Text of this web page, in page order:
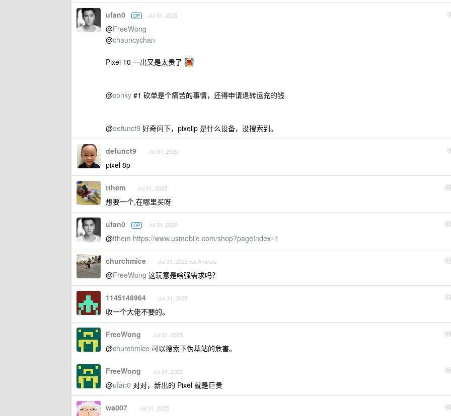
8
ufan0 OP Jul 31, 2025
@FreeWong
@chauncychan
Pixel 10 一出又是太贵了
@conky #1 砍单是个痛苦的事情，还得申请退转运充的钱
@defunct9 好奇问下，pixelip 是什么设备，没搜索到。
9
defunct9 Jul 31, 2025
pixel 8p
10
tthem Jul 31, 2025
想要一个,在哪里买呀
11
ufan0 OP Jul 31, 2025
@tthem https://www.usmobile.com/shop?pageIndex=1
12
churchmice Jul 31, 2025 via Android
@FreeWong 这玩意是啥强需求吗？
13
1145148964 Jul 31, 2025
收一个大佬不要的。
14
FreeWong Jul 31, 2025
@churchmice 可以搜索下伪基站的危害。
15
FreeWong Jul 31, 2025
@ufan0 对对，新出的 Pixel 就是巨贵
16
wa007 Jul 31, 2025